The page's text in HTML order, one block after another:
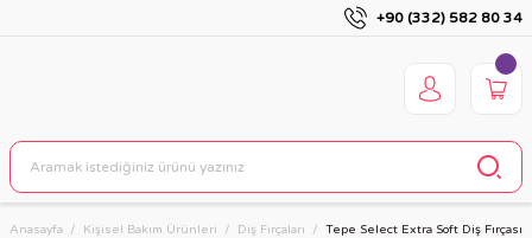
+90 (332) 582 80 34
Anasayfa Kişisel Bakım Ürünleri Diş Fırçaları Tepe Select Extra Soft Diş Fırçası